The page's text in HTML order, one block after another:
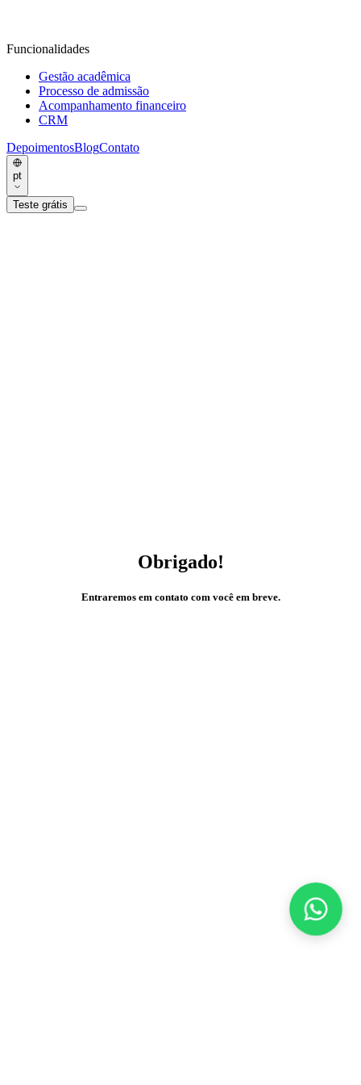
Funcionalidades
Gestão acadêmica
Processo de admissão
Acompanhamento financeiro
CRM
DepoimentosBlogContato
pt
Teste grátis
Obrigado!
Entraremos em contato com você em breve.